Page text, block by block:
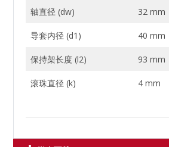
轴直径 (dw) 32 mm
导套内径 (d1) 40 mm
保持架长度 (l2) 93 mm
滚珠直径 (k) 4 mm